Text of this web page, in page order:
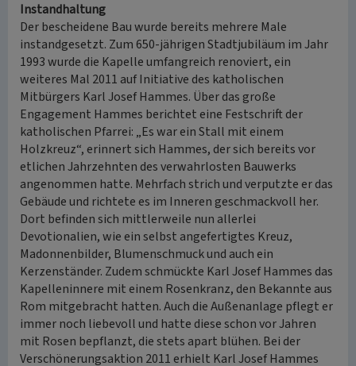
Instandhaltung
Der bescheidene Bau wurde bereits mehrere Male
instandgesetzt. Zum 650-jährigen Stadtjubiläum im Jahr
1993 wurde die Kapelle umfangreich renoviert, ein
weiteres Mal 2011 auf Initiative des katholischen
Mitbürgers Karl Josef Hammes. Über das große
Engagement Hammes berichtet eine Festschrift der
katholischen Pfarrei: „Es war ein Stall mit einem
Holzkreuz“, erinnert sich Hammes, der sich bereits vor
etlichen Jahrzehnten des verwahrlosten Bauwerks
angenommen hatte. Mehrfach strich und verputzte er das
Gebäude und richtete es im Inneren geschmackvoll her.
Dort befinden sich mittlerweile nun allerlei
Devotionalien, wie ein selbst angefertigtes Kreuz,
Madonnenbilder, Blumenschmuck und auch ein
Kerzenständer. Zudem schmückte Karl Josef Hammes das
Kapelleninnere mit einem Rosenkranz, den Bekannte aus
Rom mitgebracht hatten. Auch die Außenanlage pflegt er
immer noch liebevoll und hatte diese schon vor Jahren
mit Rosen bepflanzt, die stets apart blühen. Bei der
Verschönerungsaktion 2011 erhielt Karl Josef Hammes